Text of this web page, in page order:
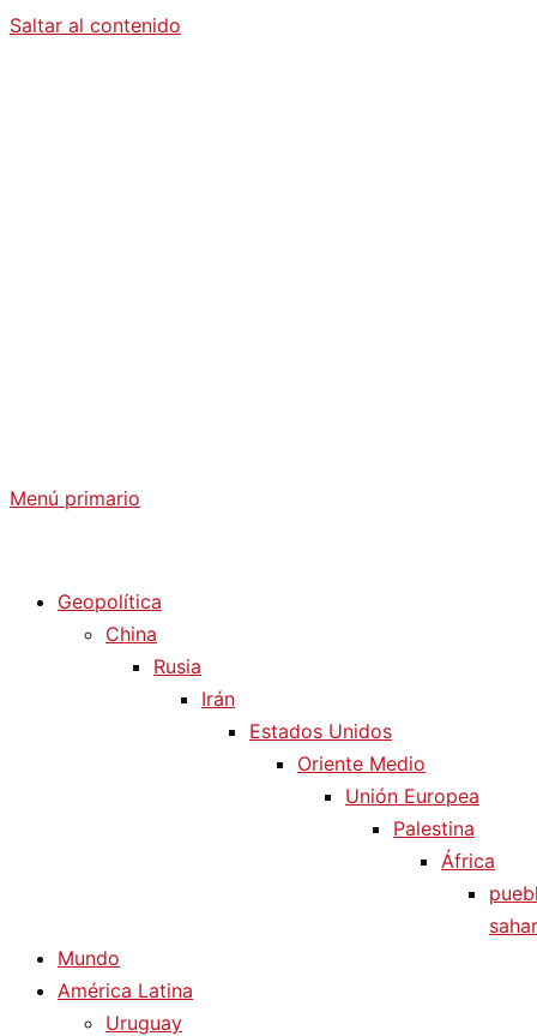
Saltar al contenido
Menú primario
Geopolítica
China
Rusia
Irán
Estados Unidos
Oriente Medio
Unión Europea
Palestina
África
Mundo
América Latina
Uruguay